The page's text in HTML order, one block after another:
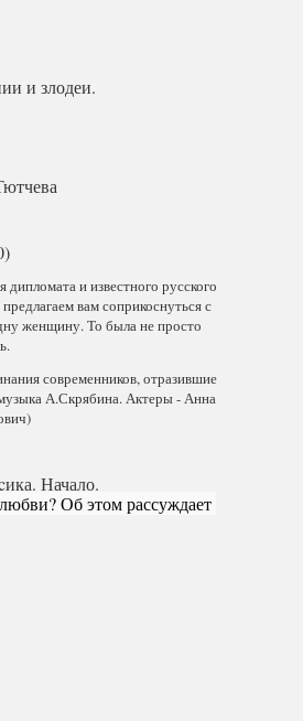
и злодеи.
и известного русского
вам соприкоснуться с
женщину. То была не просто
современников, отразившие
А.Скрябина. Актеры - Анна
Начало.
Об этом рассуждает